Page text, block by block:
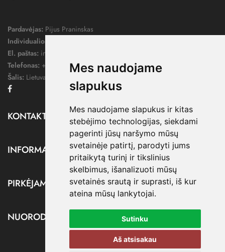
Mes naudojame
slapukus
Mes naudojame slapukus ir kitas
stebėjimo technologijas, siekdami
pagerinti jūsų naršymo mūsų
svetainėje patirtį, parodyti jums
pritaikytą turinį ir tikslinius
skelbimus, išanalizuoti mūsų
svetainės srautą ir suprasti, iš kur
ateina mūsų lankytojai.
Sutinku
Aš atsisakau
Pardavėjas: Pijus Praninskas
Individualios veiklos pažymos nr.:
El. paštas: info@dressify.lt
Telefonas: +370 676 78578
Šalis: Lietuva
KONTAKTAI
INFORMACIJA
PIRKĖJAMS
NUORODOS